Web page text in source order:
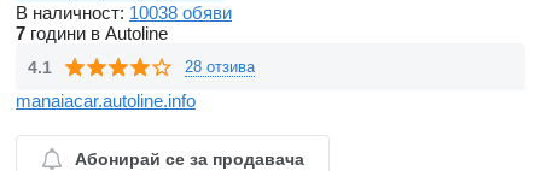
В наличност: 10038 обяви
7 години в Autoline
4.1 28 отзива
manaiacar.autoline.info
Абонирай се за продавача